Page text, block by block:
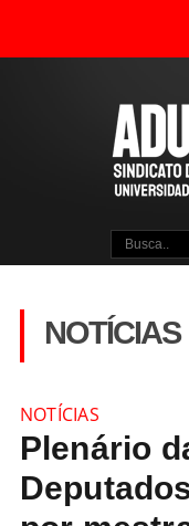
NOTÍCIAS
NOTÍCIAS
Plenário